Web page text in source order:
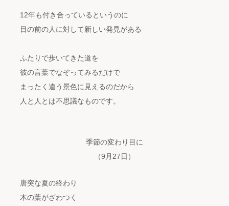
12年も付き合っているというのに
目の前の人に対して新しい発見がある
ふたりで歩いてきた道を
彼の言葉でなぞってみるだけで
まったく違う景色に見えるのだから
人と人とは不思議なものです。
季節の変わり目に
（9月27日）
唐突な夏の終わり
木の葉がざわつく